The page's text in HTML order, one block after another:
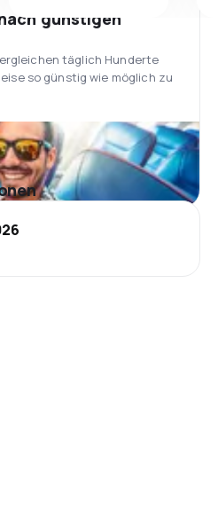
günstigen
täglich Hunderte
so günstig wie möglich zu